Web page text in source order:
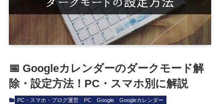
📅 Googleカレンダーのダークモード解
除・設定方法！PC・スマホ別に解説
PC・スマホ・ブログ運営 PC Google
Googleカレンダー